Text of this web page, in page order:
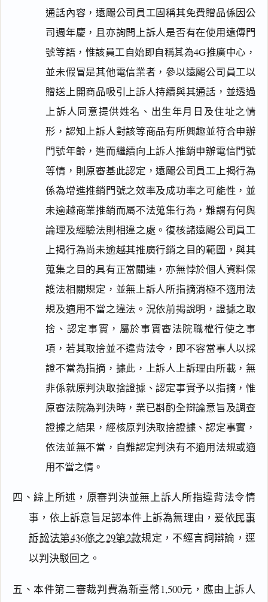
通話內容，遠颺公司員工固稱其免費贈品係因公
司週年慶，且亦詢問上訴人是否有在使用遠傳門
號等語，惟該員工自始即自稱其為4G推廣中心，
並未假冒是其他電信業者，參以遠颺公司員工以
贈送上開商品吸引上訴人持續與其通話，並透過
上訴人同意提供姓名、出生年月日及住址之情
形，認知上訴人對該等商品有所興趣並符合申辦
門號年齡，進而繼續向上訴人推銷申辦電信門號
等情，則原審基此認定，遠颺公司員工上揭行為
係為增進推銷門號之效率及成功率之可能性，並
未逾越商業推銷而屬不法蒐集行為，難謂有何與
論理及經驗法則相違之處。復核諸遠颺公司員工
上揭行為尚未逾越其推廣行銷之目的範圍，與其
蒐集之目的具有正當關連，亦無悖於個人資料保
護法相關規定，並無上訴人所指摘消極不適用法
規及適用不當之違法。況依前揭說明，證據之取
捨、認定事實，屬於事實審法院職權行使之事
項，若其取捨並不違背法令，即不容當事人以採
證不當為指摘，據此，上訴人上訴理由所載，無
非係就原判決取捨證據、認定事實予以指摘，惟
原審法院為判決時，業已斟酌全辯論意旨及調查
證據之結果，經核原判決取捨證據、認定事實，
依法並無不當，自難認定判決有不適用法規或適
用不當之情。
四、綜上所述，原審判決並無上訴人所指違背法令情
事，依上訴意旨足認本件上訴為無理由，爰依民事
訴訟法第436條之29第2款規定，不經言詞辯論，逕
以判決駁回之。
五、本件第二審裁判費為新臺幣1,500元，應由上訴人
閱讀 研究